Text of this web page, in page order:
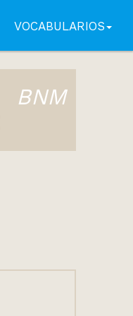
VOCABULARIOS
BNM